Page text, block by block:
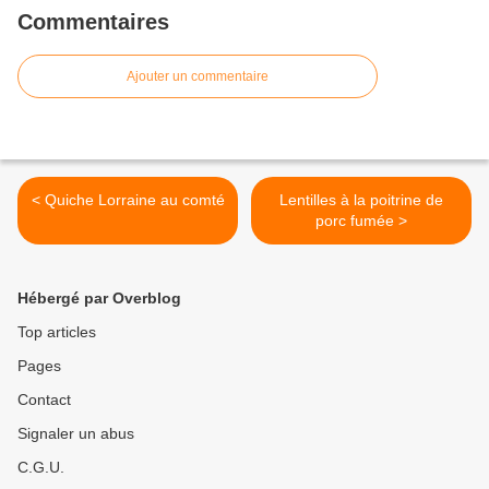
Commentaires
Ajouter un commentaire
< Quiche Lorraine au comté
Lentilles à la poitrine de
porc fumée >
Hébergé par Overblog
Top articles
Pages
Contact
Signaler un abus
C.G.U.